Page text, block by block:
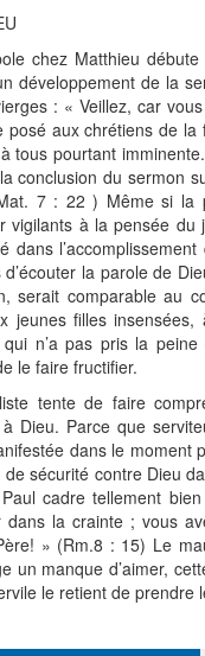
chez Matthieu
développement de la
: « Veillez, car
posé aux chrétiens de
tous pourtant
conclusion du sermon
7 : 22 ) Même si la
vigilants à la pensée
dans
d’écouter la parole de
serait comparable au
jeunes filles
qui n’a pas pris la
le faire fructifier.
tente de faire
à Dieu. Parce que
dans le moment
de sécurité contre Dieu
cadre tellement
dans la crainte ; vous
» (Rm.8 : 15) Le
un manque d’aimer,
le retient de prendre